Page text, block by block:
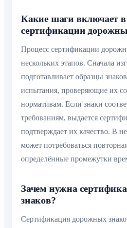
Какие шаги включает в
сертификации
Процесс сертификации
нескольких этапов. Сначала
подготавливает образцы
испытания, проверяющие их
нормативам. Если знаки
требованиям, выдается
подтверждает их качество. В
может потребоваться
определённые промежутки
Зачем нужна
знаков?
Сертификация дорожных